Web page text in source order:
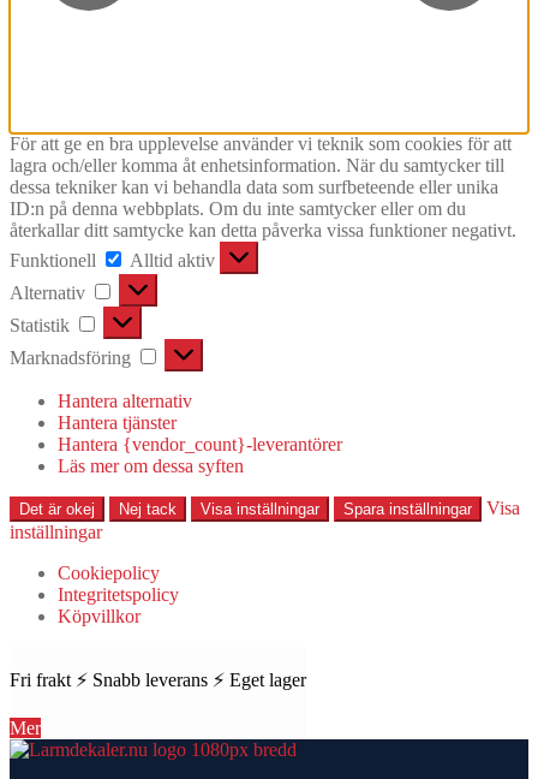
För att ge en bra upplevelse använder vi teknik som cookies för att
lagra och/eller komma åt enhetsinformation. När du samtycker till
dessa tekniker kan vi behandla data som surfbeteende eller unika
ID:n på denna webbplats. Om du inte samtycker eller om du
återkallar ditt samtycke kan detta påverka vissa funktioner negativt.
Funktionell
Funktionell
Alltid aktiv
Alternativ
Alternativ
Statistik Statistik
Marknadsföring Marknadsföring
Hantera alternativ
Hantera tjänster
Hantera {vendor_count}-leverantörer
Läs mer om dessa syften
Det är okej Nej tack Visa inställningar Spara inställningar
Visa
inställningar
Cookiepolicy
Integritetspolicy
Köpvillkor
Fri frakt ⚡ Snabb leverans ⚡ Eget lager
Mer
Hoppa
Hoppa